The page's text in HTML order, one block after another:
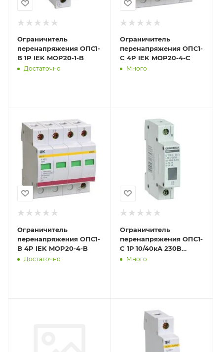
Ограничитель
перенапряжения ОПС1-
B 1P IEK MOP20-1-B
Достаточно
Ограничитель
перенапряжения ОПС1-
C 4P IEK MOP20-4-C
Много
Ограничитель
перенапряжения ОПС1-
B 4P IEK MOP20-4-B
Достаточно
Ограничитель
перенапряжения ОПС1-
C 1Р 10/40кА 230В
GENERICA MOP20-1-C-G
Много